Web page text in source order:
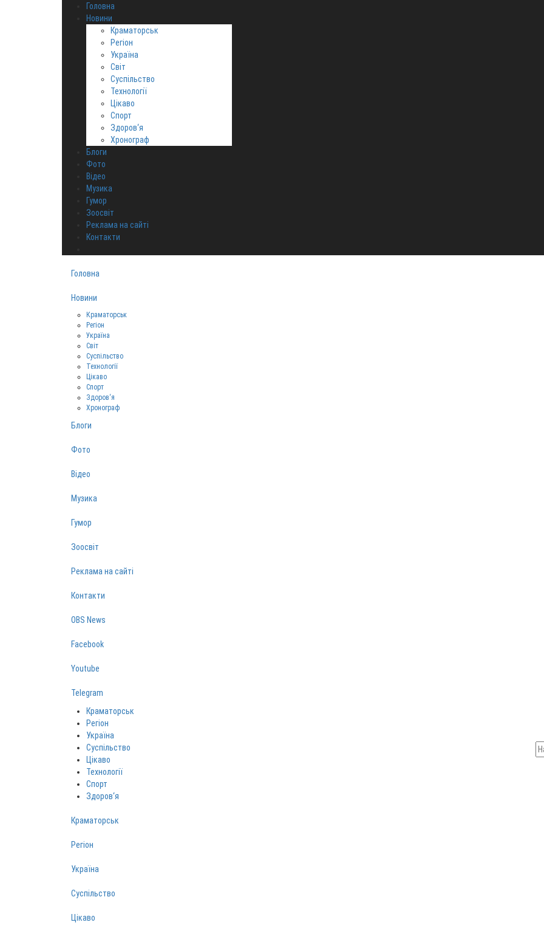
Головна
Новини
Краматорськ
Регіон
Україна
Світ
Суспільство
Технології
Цікаво
Спорт
Здоров‘я
Хронограф
Блоги
Фото
Відео
Музика
Гумор
Зоосвіт
Реклама на сайті
Контакти
Головна
Новини
Краматорськ
Регіон
Україна
Світ
Суспільство
Технології
Цікаво
Спорт
Здоров‘я
Хронограф
Блоги
Фото
Відео
Музика
Гумор
Зоосвіт
Реклама на сайті
Контакти
OBS News
Facebook
Youtube
Telegram
Краматорськ
Регіон
Україна
Суспільство
Цікаво
Технології
Спорт
Здоров‘я
Краматорськ
Регіон
Україна
Суспільство
Цікаво